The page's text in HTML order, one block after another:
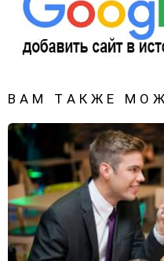
ВАМ ТАКЖЕ